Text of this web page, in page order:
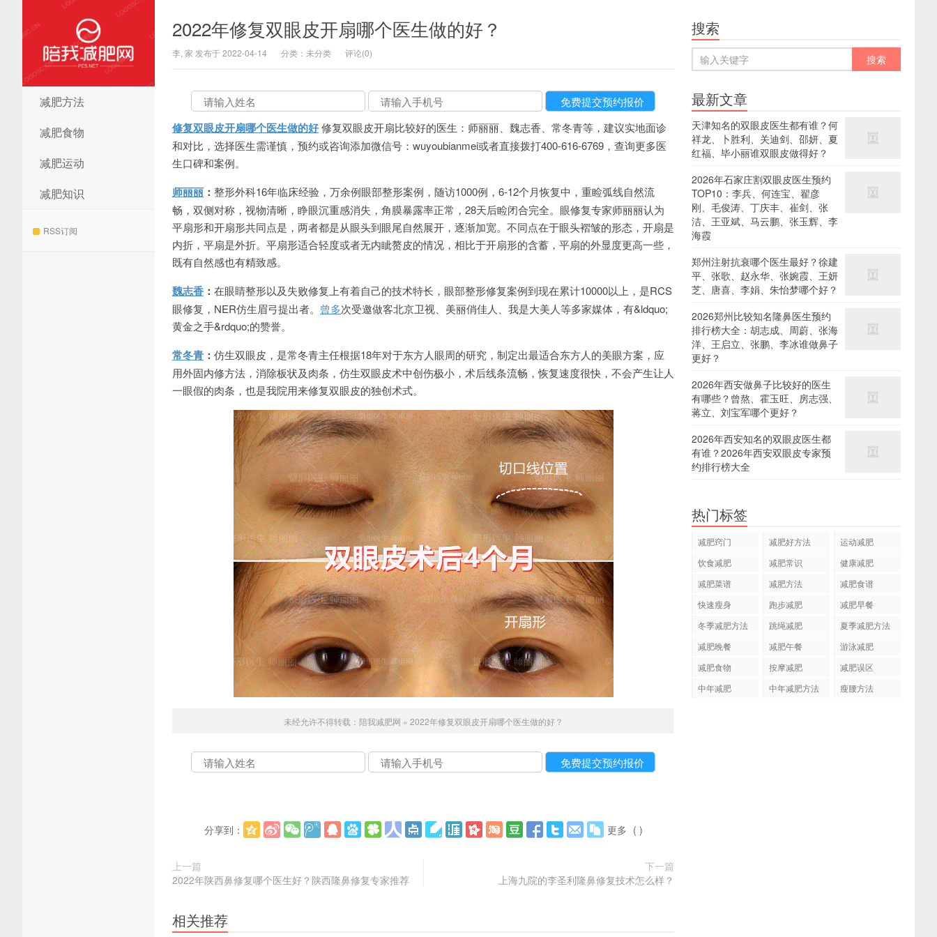
陪我减肥网
减肥方法
减肥食物
减肥运动
减肥知识
RSS订阅
2022年修复双眼皮开扇哪个医生做的好？
李, 家 发布于 2022-04-14 分类：未分类 评论(0)
修复双眼皮开扇哪个医生做的好修复双眼皮开扇比较好的医生：师丽丽、魏志香、常冬青等，建议实地面诊
和对比，选择医生需谨慎，预约或咨询添加微信号：wuyoubianmei或者直接拨打400-616-6769，查询更多医
生口碑和案例。
师丽丽 ： 整形外科16年临床经验，万余例眼部整形案例，随访1000例，6-12个月恢复中，重睑弧线自然流
畅，双侧对称，视物清晰，睁眼沉重感消失，角膜暴露率正常，28天后睑闭合完全。眼修复专家师丽丽认为
平扇形和开扇形共同点是，两者都是从眼头到眼尾自然展开，逐渐加宽。不同点在于眼头褶皱的形态，开扇是
内折，平扇是外折。平扇形适合轻度或者无内眦赘皮的情况，相比于开扇形的含蓄，平扇的外显度更高一些，
既有自然感也有精致感。
魏志香 ： 在眼睛整形以及失败修复上有着自己的技术特长，眼部整形修复案例到现在累计10000以上，是RCS
眼修复，NER仿生眉弓提出者。 曾多次受邀做客北京卫视、美丽俏佳人、我是大美人等多家媒体，有&ldquo;
黄金之手&rdquo;的赞誉。
常冬青 ： 仿生双眼皮，是常冬青主任根据18年对于东方人眼周的研究，制定出最适合东方人的美眼方案，应
用外固内修方法，消除板状及肉条，仿生双眼皮术中创伤极小，术后线条流畅，恢复速度很快，不会产生让人
一眼假的肉条，也是我院用来修复双眼皮的独创术式。
未经允许不得转载： 陪我减肥网 » 2022年修复双眼皮开扇哪个医生做的好？
分享到： 更多 ( )
上一篇
2022年陕西鼻修复哪个医生好？陕西隆鼻修复专家推荐
下一篇
上海九院的李圣利隆鼻修复技术怎么样？
相关推荐
搜索
最新文章
天津知名的双眼皮医生都有谁？何
祥龙、卜胜利、关迪剑、邵妍、夏
红福、毕小丽谁双眼皮做得好？
2026年石家庄割双眼皮医生预约
TOP10：李兵、何连宝、翟彦
刚、毛俊涛、丁庆丰、崔剑、张
洁、王亚斌、马云鹏、张玉辉、李
海霞
郑州注射抗衰哪个医生最好？徐建
平、张歌、赵永华、张婉霞、王妍
芝、唐喜、李娟、朱怡梦哪个好？
2026郑州比较知名隆鼻医生预约
排行榜大全：胡志成、周蔚、张海
洋、王启立、张鹏、李冰谁做鼻子
更好？
2026年西安做鼻子比较好的医生
有哪些？曾熬、霍玉旺、房志强、
蒋立、刘宝军哪个更好？
2026年西安知名的双眼皮医生都
有谁？2026年西安双眼皮专家预
约排行榜大全
热门标签
减肥窍门 减肥好方法
运动减肥
饮食减肥
减肥常识
健康减肥
减肥菜谱
减肥方法
减肥食谱
快速瘦身
跑步减肥
减肥早餐
冬季减肥方法
跳绳减肥
夏季减肥方法
减肥晚餐
减肥午餐
游泳减肥
减肥食物
按摩减肥
减肥误区
中年减肥
中年减肥方法 瘦腰方法